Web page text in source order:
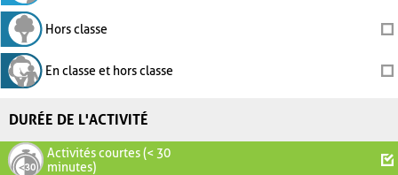
Hors classe
En classe et hors classe
DURÉE DE L'ACTIVITÉ
Activités courtes (< 30
minutes)